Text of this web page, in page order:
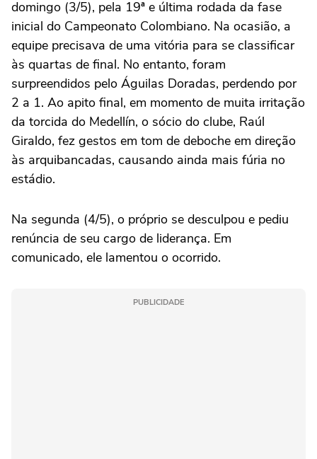
domingo (3/5), pela 19ª e última rodada da fase
inicial do Campeonato Colombiano. Na ocasião, a
equipe precisava de uma vitória para se classificar
às quartas de final. No entanto, foram
surpreendidos pelo Águilas Doradas, perdendo por
2 a 1. Ao apito final, em momento de muita irritação
da torcida do Medellín, o sócio do clube, Raúl
Giraldo, fez gestos em tom de deboche em direção
às arquibancadas, causando ainda mais fúria no
estádio.
Na segunda (4/5), o próprio se desculpou e pediu
renúncia de seu cargo de liderança. Em
comunicado, ele lamentou o ocorrido.
PUBLICIDADE